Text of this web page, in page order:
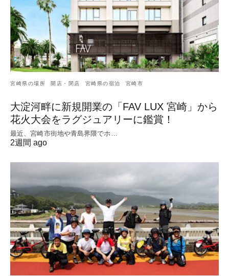
宮崎県の場所 開店・閉店 宮崎県の宿泊 宮崎市
大淀河畔に新規開業の「FAV LUX 宮崎」から
花火大会をラグジュアリーに鑑賞！
最近、宮崎市街地や青島界隈でホ…
2週間 ago